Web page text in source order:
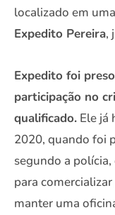
localizado em
Expedito Pereira,
Expedito foi
participação no
qualificado. Ele já
2020, quando foi
segundo a
para
manter uma